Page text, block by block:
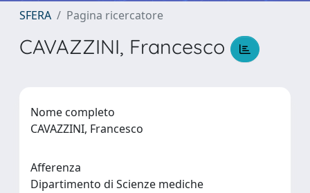
SFERA Pagina ricercatore
CAVAZZINI, Francesco
Nome completo
CAVAZZINI, Francesco
Afferenza
Dipartimento di Scienze mediche